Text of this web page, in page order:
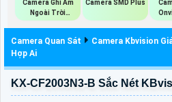
Camera Ghi Âm
Ngoài Trời
Kbvision
Camera SMD Plus
Camera Quan Sát Camera Kbvision
Hợp Ai
KX-CF2003N3-B Sắc Nét